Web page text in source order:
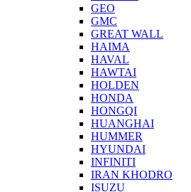
GEO
GMC
GREAT WALL
HAIMA
HAVAL
HAWTAI
HOLDEN
HONDA
HONGQI
HUANGHAI
HUMMER
HYUNDAI
INFINITI
IRAN KHODRO
ISUZU